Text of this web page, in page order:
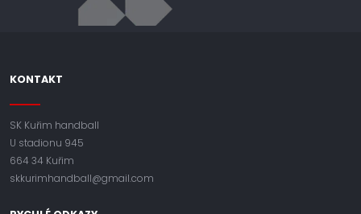
KONTAKT
SK Kuřim handball
U stadionu 945
664 34 Kuřim
skkurimhandball@gmail.com